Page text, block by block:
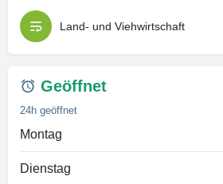
Land- und Viehwirtschaft
Geöffnet
24h geöffnet
Montag
Dienstag